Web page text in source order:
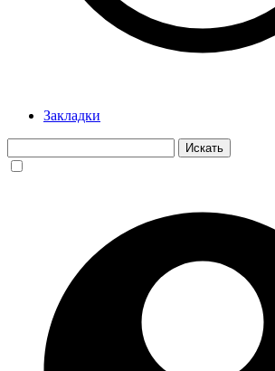
Закладки